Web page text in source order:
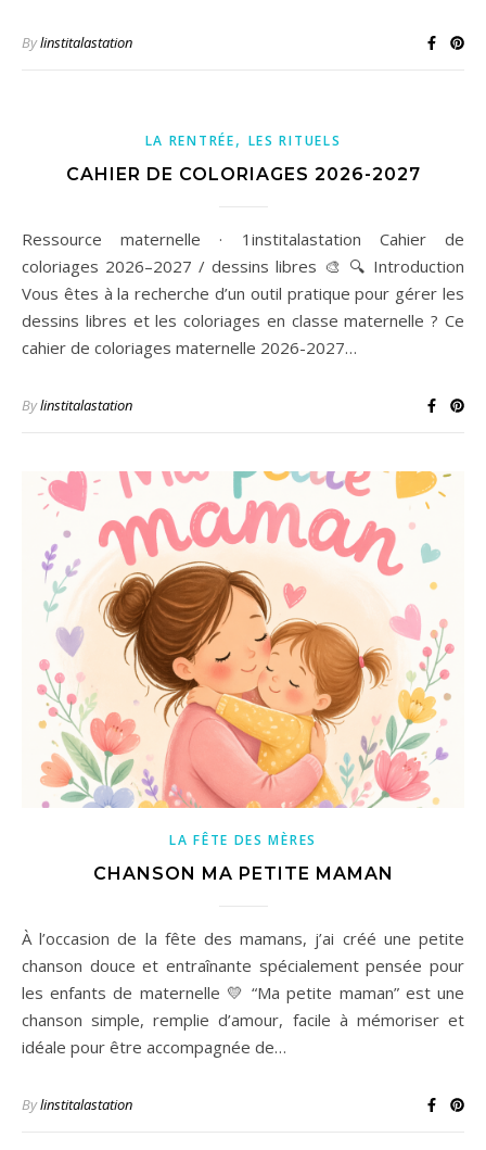
Bylinstitalastation
LA RENTRÉE, LES RITUELS
CAHIER DE COLORIAGES 2026-2027
Ressource maternelle · 1institalastation Cahier de
coloriages 2026–2027 / dessins libres 🎨 🔍 Introduction
Vous êtes à la recherche d’un outil pratique pour gérer les
dessins libres et les coloriages en classe maternelle ? Ce
cahier de coloriages maternelle 2026-2027…
Bylinstitalastation
LA FÊTE DES MÈRES
CHANSON MA PETITE MAMAN
À l’occasion de la fête des mamans, j’ai créé une petite
chanson douce et entraînante spécialement pensée pour
les enfants de maternelle 💛 “Ma petite maman” est une
chanson simple, remplie d’amour, facile à mémoriser et
idéale pour être accompagnée de…
Bylinstitalastation